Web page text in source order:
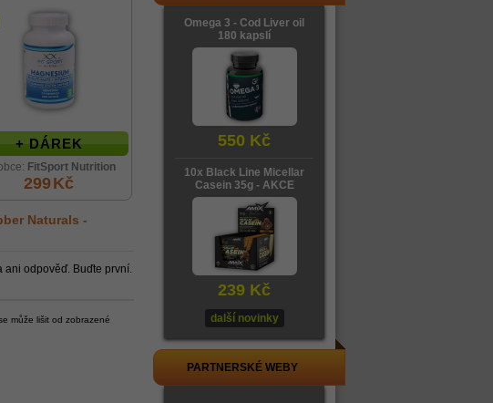
+ DÁREK
FitSport Nutrition
299Kč
Naturals -
odpověď. Buďte první.
může lišit od zobrazené
Omega 3 - Cod Liver oil
180 kapslí
550 Kč
10x Black Line Micellar
Casein 35g - AKCE
239 Kč
další novinky
PARTNERSKÉ WEBY